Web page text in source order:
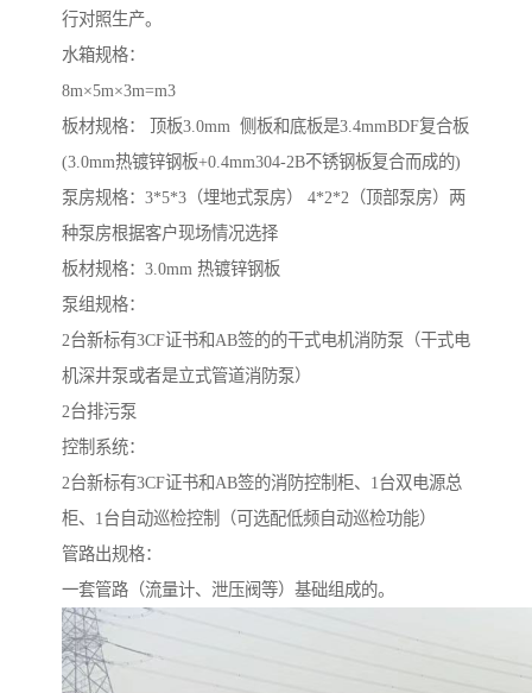
行对照生产。
水箱规格：
8m×5m×3m=m3
板材规格： 顶板3.0mm 侧板和底板是3.4mmBDF复合板
(3.0mm热镀锌钢板+0.4mm304-2B不锈钢板复合而成的)
泵房规格：3*5*3（埋地式泵房） 4*2*2（顶部泵房）两
种泵房根据客户现场情况选择
板材规格：3.0mm 热镀锌钢板
泵组规格：
2台新标有3CF证书和AB签的的干式电机消防泵（干式电
机深井泵或者是立式管道消防泵）
2台排污泵
控制系统：
2台新标有3CF证书和AB签的消防控制柜、1台双电源总
柜、1台自动巡检控制（可选配低频自动巡检功能）
管路出规格：
一套管路（流量计、泄压阀等）基础组成的。